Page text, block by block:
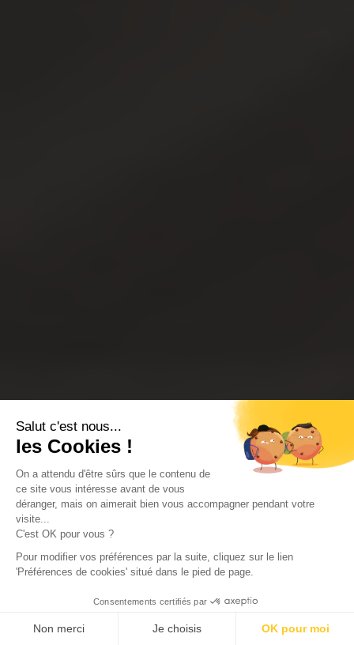
Salut c'est nous...
les Cookies !
On a attendu d'être sûrs que le contenu de
ce site vous intéresse avant de vous
déranger, mais on aimerait bien vous accompagner pendant votre
visite...
C'est OK pour vous ?
Pour modifier vos préférences par la suite, cliquez sur le lien
'Préférences de cookies' situé dans le pied de page.
Consentements certifiés par
Non merci Je choisis OK pour moi